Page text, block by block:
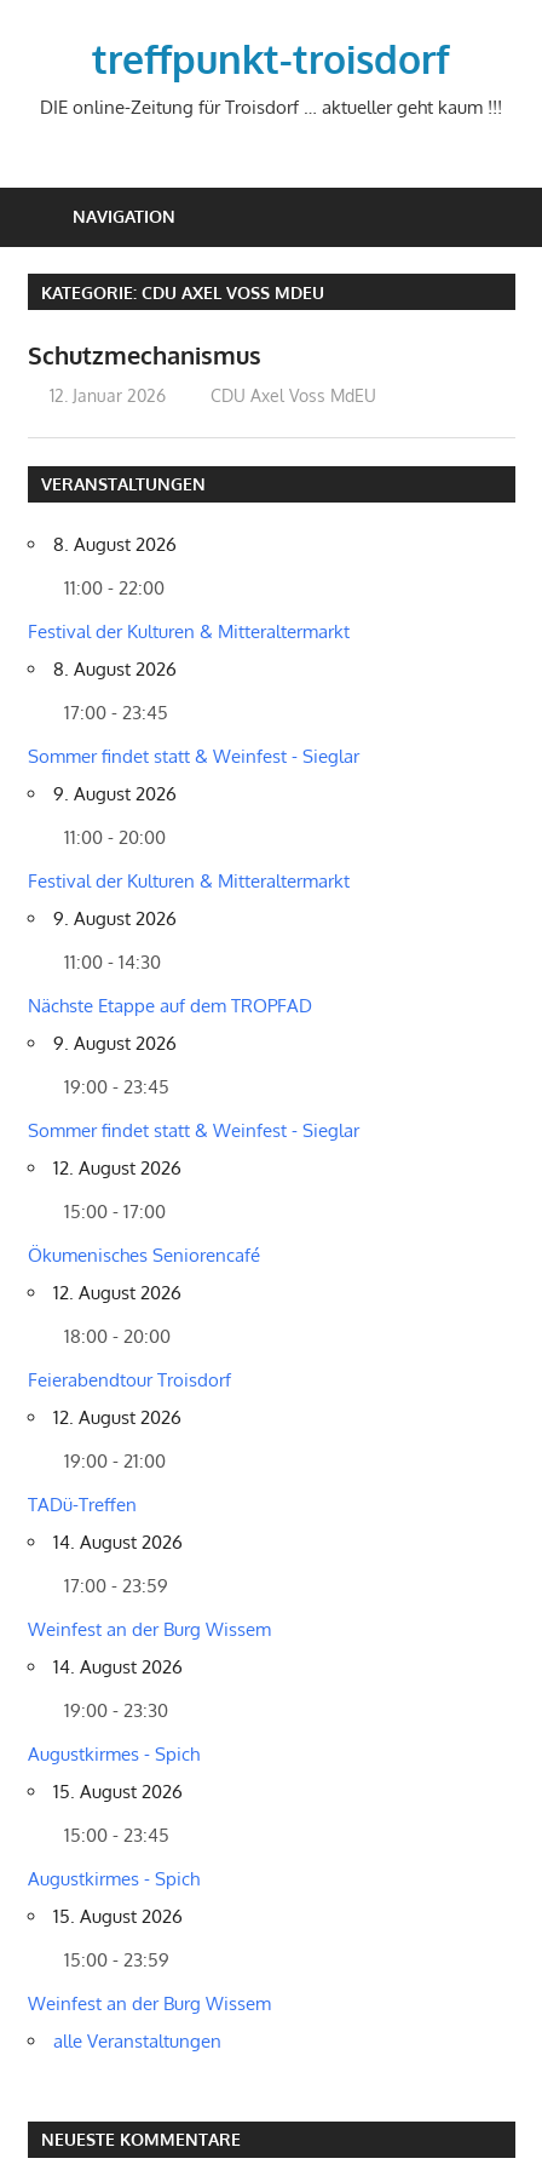
treffpunkt-troisdorf
DIE online-Zeitung für Troisdorf … aktueller geht kaum !!!
NAVIGATION
KATEGORIE: CDU AXEL VOSS MDEU
Schutzmechanismus
12. Januar 2026 treffpunkt
CDU Axel Voss MdEU
VERANSTALTUNGEN
8. August 2026
11:00 - 22:00
Festival der Kulturen & Mitteraltermarkt
8. August 2026
17:00 - 23:45
Sommer findet statt & Weinfest - Sieglar
9. August 2026
11:00 - 20:00
Festival der Kulturen & Mitteraltermarkt
9. August 2026
11:00 - 14:30
Nächste Etappe auf dem TROPFAD
9. August 2026
19:00 - 23:45
Sommer findet statt & Weinfest - Sieglar
12. August 2026
15:00 - 17:00
Ökumenisches Seniorencafé
12. August 2026
18:00 - 20:00
Feierabendtour Troisdorf
12. August 2026
19:00 - 21:00
TADü-Treffen
14. August 2026
17:00 - 23:59
Weinfest an der Burg Wissem
14. August 2026
19:00 - 23:30
Augustkirmes - Spich
15. August 2026
15:00 - 23:45
Augustkirmes - Spich
15. August 2026
15:00 - 23:59
Weinfest an der Burg Wissem
alle Veranstaltungen
NEUESTE KOMMENTARE